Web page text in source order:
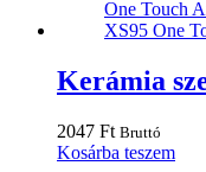
Kerámia
2047 Ft Bruttó
Kosárba teszem